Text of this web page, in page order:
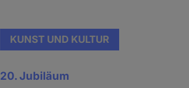
KUNST UND KULTUR
20. Jubiläum